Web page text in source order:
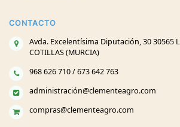
CONTACTO
Avda. Excelentísima Diputación, 30 30565
COTILLAS (MURCIA)
968 626 710 / 673 642 763
administración@clementeagro.com
compras@clementeagro.com